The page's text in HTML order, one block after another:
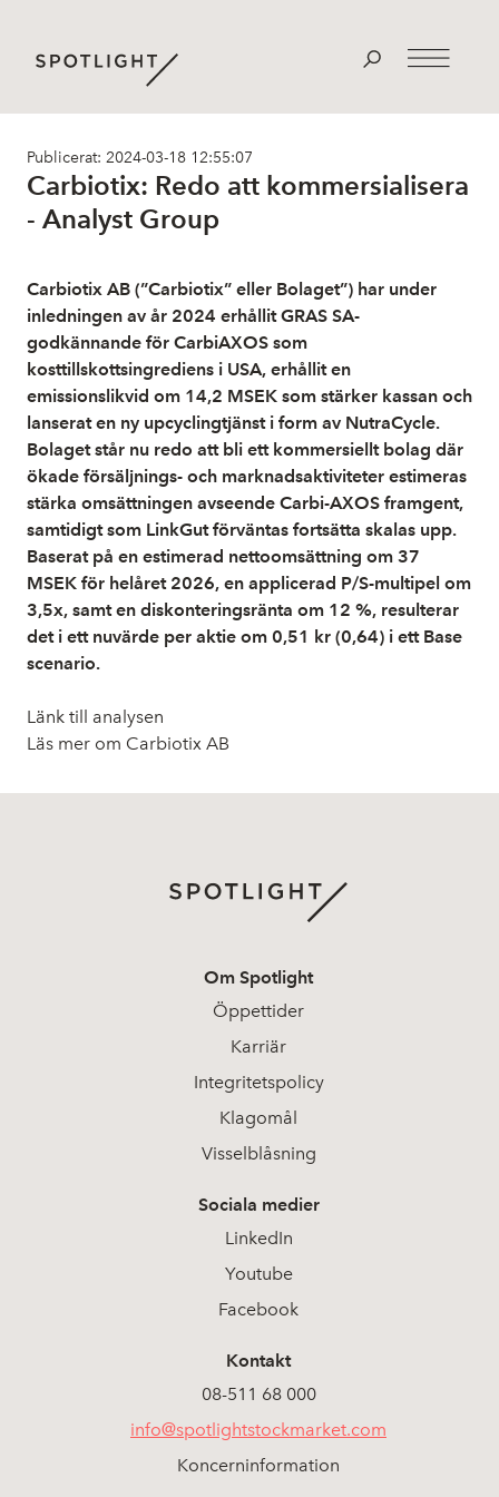
Publicerat: 2024-03-18 12:55:07
Carbiotix: Redo att kommersialisera
- Analyst Group
Carbiotix AB (”Carbiotix” eller Bolaget”) har under
inledningen av år 2024 erhållit GRAS SA-
godkännande för CarbiAXOS som
kosttillskottsingrediens i USA, erhållit en
emissionslikvid om 14,2 MSEK som stärker kassan och
lanserat en ny upcyclingtjänst i form av NutraCycle.
Bolaget står nu redo att bli ett kommersiellt bolag där
ökade försäljnings- och marknadsaktiviteter estimeras
stärka omsättningen avseende Carbi-AXOS framgent,
samtidigt som LinkGut förväntas fortsätta skalas upp.
Baserat på en estimerad nettoomsättning om 37
MSEK för helåret 2026, en applicerad P/S-multipel om
3,5x, samt en diskonteringsränta om 12 %, resulterar
det i ett nuvärde per aktie om 0,51 kr (0,64) i ett Base
scenario.
Länk till analysen
Läs mer om Carbiotix AB
Om Spotlight
Öppettider
Karriär
Integritetspolicy
Klagomål
Visselblåsning
Sociala medier
LinkedIn
Youtube
Facebook
Kontakt
08-511 68 000
info@spotlightstockmarket.com
Koncerninformation